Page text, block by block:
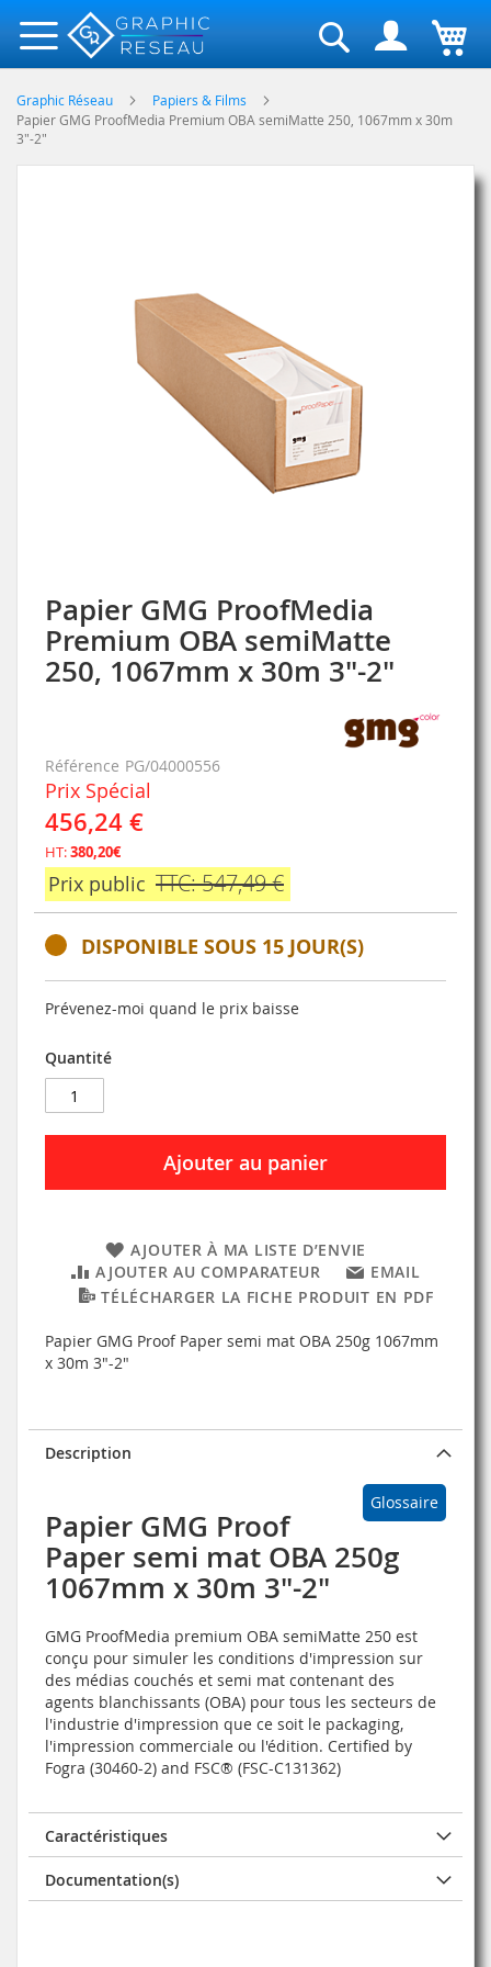
Rechercher
Graphic Réseau
Papiers & Films
Papier GMG ProofMedia Premium OBA semiMatte 250, 1067mm x 30m
3"-2"
Papier GMG ProofMedia
Premium OBA semiMatte
250, 1067mm x 30m 3"-2"
Référence PG/04000556
Prix Spécial
456,24 €
HT:380,20€
Prix public TTC: 547,49 €
DISPONIBLE SOUS 15 JOUR(S)
Prévenez-moi quand le prix baisse
Quantité
Ajouter au panier
AJOUTER À MA LISTE D’ENVIE
AJOUTER AU COMPARATEUR
EMAIL
TÉLÉCHARGER LA FICHE PRODUIT EN PDF
Papier GMG Proof Paper semi mat OBA 250g 1067mm
x 30m 3"-2"
Skip
to
the
beginning
gallery
Description
Glossaire
Papier GMG Proof
Paper semi mat OBA 250g
1067mm x 30m 3"-2"
GMG ProofMedia premium OBA semiMatte 250 est
conçu pour simuler les conditions d'impression sur
des médias couchés et semi mat contenant des
agents blanchissants (OBA) pour tous les secteurs de
l'industrie d'impression que ce soit le packaging,
l'impression commerciale ou l'édition. Certified by
Fogra (30460-2) and FSC® (FSC-C131362)
Caractéristiques
Documentation(s)